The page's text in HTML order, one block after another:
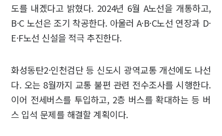
도를 내겠다고 밝혔다. 2024년 6월 A노선을 개통하고,
B·C 노선은 조기 착공한다. 아울러 A·B·C노선 연장과 D·
E·F노선 신설을 적극 추진한다.
화성동탄2·인천검단 등 신도시 광역교통 개선에도 나선
다. 오는 8월까지 교통 불편 관련 전수조사를 시행한다.
이어 전세버스를 투입하고, 2층 버스를 확대하는 등 버
스 입석 문제를 해결할 계획이다.